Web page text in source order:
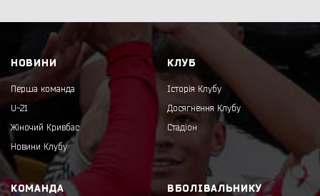
НОВИНИ
Перша команда
U-21
Жіночий Кривбас
Новини Клубу
КЛУБ
Історія Клубу
Досягнення Клубу
Стадіон
КОМАНДА ВБОЛІВАЛЬНИКУ